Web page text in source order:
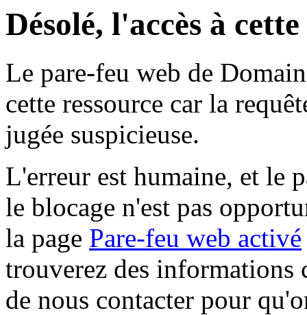
Désolé, l'accès à
Le pare-feu web de
cette ressource car la
jugée suspicieuse.
L'erreur est humaine, et le
le blocage n'est pas
la page Pare-feu web activé
trouverez des informations
de nous contacter pour